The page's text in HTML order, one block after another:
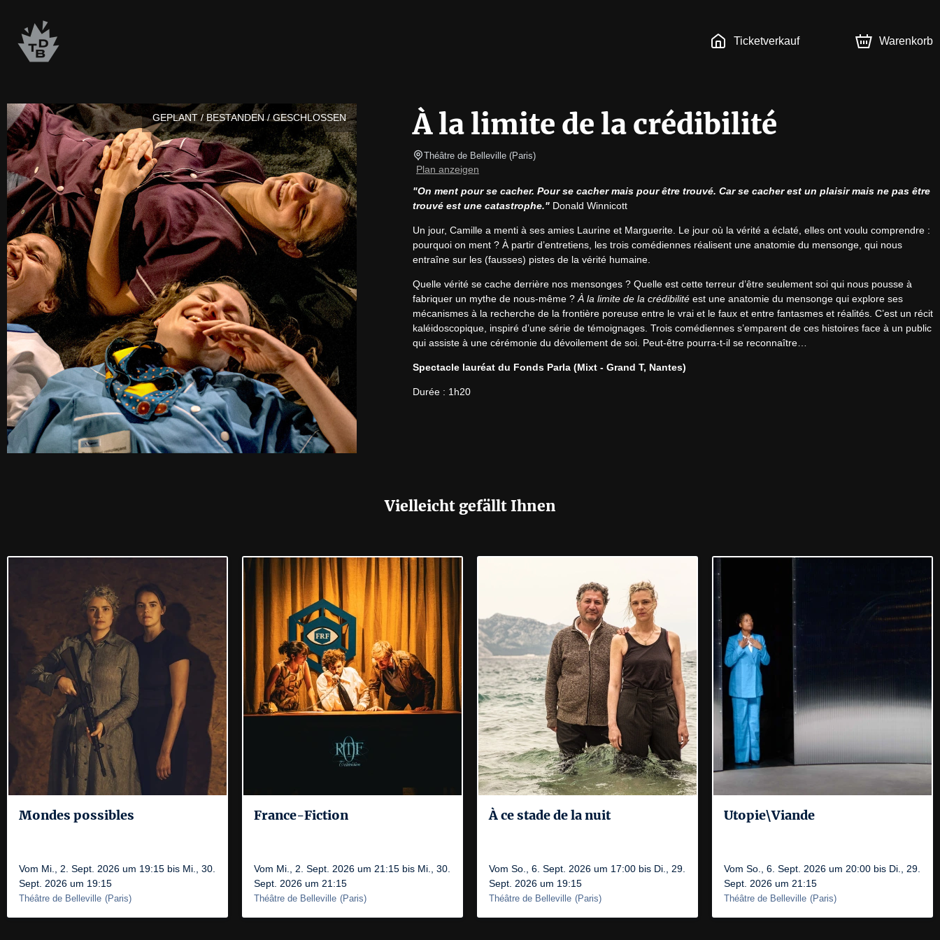
Ticketverkauf Warenkorb
GEPLANT / BESTANDEN / GESCHLOSSEN À la limite de la crédibilité
Théâtre de Belleville (Paris)
Plan anzeigen
"On ment pour se cacher. Pour se cacher mais pour être trouvé. Car se cacher est un plaisir mais ne pas être
trouvé est une catastrophe." Donald Winnicott
Un jour, Camille a menti à ses amies Laurine et Marguerite. Le jour où la vérité a éclaté, elles ont voulu comprendre :
pourquoi on ment ? À partir d’entretiens, les trois comédiennes réalisent une anatomie du mensonge, qui nous
entraîne sur les (fausses) pistes de la vérité humaine.
Quelle vérité se cache derrière nos mensonges ? Quelle est cette terreur d’être seulement soi qui nous pousse à
fabriquer un mythe de nous-même ? À la limite de la crédibilité est une anatomie du mensonge qui explore ses
mécanismes à la recherche de la frontière poreuse entre le vrai et le faux et entre fantasmes et réalités. C’est un récit
kaléidoscopique, inspiré d’une série de témoignages. Trois comédiennes s’emparent de ces histoires face à un public
qui assiste à une cérémonie du dévoilement de soi. Peut-être pourra-t-il se reconnaître…
Spectacle lauréat du Fonds Parla (Mixt - Grand T, Nantes)
Durée : 1h20
Vielleicht gefällt Ihnen
Mondes possibles
Vom Mi., 2. Sept. 2026 um 19:15 bis Mi., 30.
Sept. 2026 um 19:15
Théâtre de Belleville (Paris)
France-Fiction
Vom Mi., 2. Sept. 2026 um 21:15 bis Mi., 30.
Sept. 2026 um 21:15
Théâtre de Belleville (Paris)
À ce stade de la nuit
Vom So., 6. Sept. 2026 um 17:00 bis Di., 29.
Sept. 2026 um 19:15
Théâtre de Belleville (Paris)
Utopie\Viande
Vom So., 6. Sept. 2026 um 20:00 bis Di., 29.
Sept. 2026 um 21:15
Théâtre de Belleville (Paris)